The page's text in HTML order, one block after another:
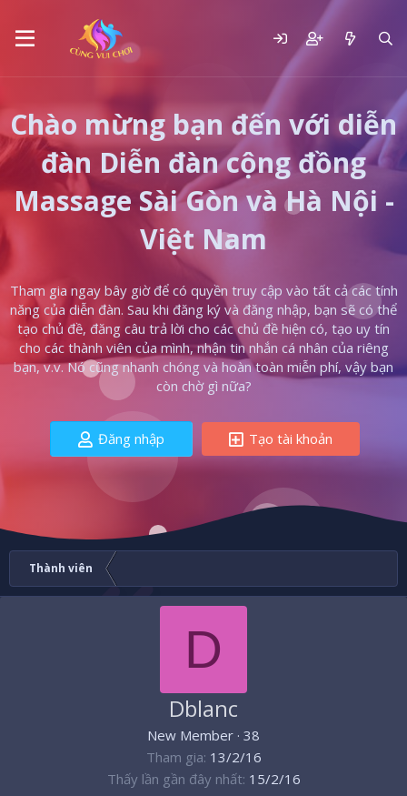
Chào mừng bạn đến với diễn
đàn Diễn đàn cộng đồng
Massage Sài Gòn và Hà Nội -
Việt Nam
Tham gia ngay bây giờ để có quyền truy cập vào tất cả các tính
năng của diễn đàn. Sau khi đăng ký và đăng nhập, bạn sẽ có thể
tạo chủ đề, đăng câu trả lời cho các chủ đề hiện có, tạo uy tín
cho các thành viên của mình, nhận tin nhắn cá nhân của riêng
bạn, v.v. Nó cũng nhanh chóng và hoàn toàn miễn phí, vậy bạn
còn chờ gì nữa?
Đăng nhập Tạo tài khoản
Thành viên
D
Dblanc
New Member · 38
Tham gia 13/2/16
Thấy lần gần đây nhất 15/2/16